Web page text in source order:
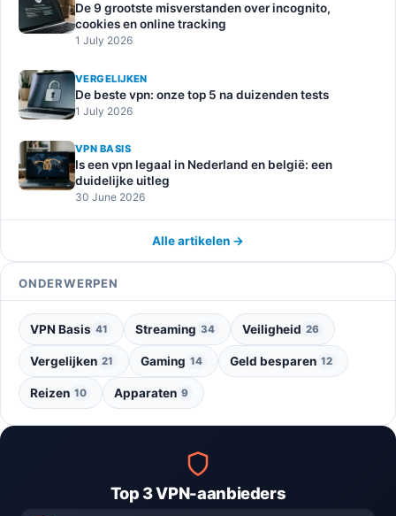
De 9 grootste misverstanden over incognito,
cookies en online tracking
1 July 2026
VERGELIJKEN
De beste vpn: onze top 5 na duizenden tests
1 July 2026
VPN BASIS
Is een vpn legaal in Nederland en belgië: een
duidelijke uitleg
30 June 2026
Alle artikelen →
ONDERWERPEN
VPN Basis 41 Streaming 34 Veiligheid 26
Vergelijken 21 Gaming 14 Geld besparen 12
Reizen 10 Apparaten 9
Top 3 VPN-aanbieders